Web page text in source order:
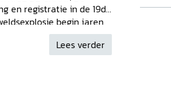
en registratie in de 19de
begin jaren
JOS SMEETS, 'Tot
Politionele
Lees verder